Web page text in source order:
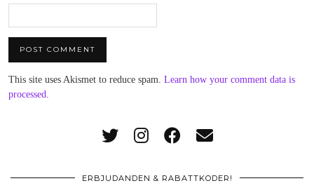
This site uses Akismet to reduce spam. Learn how your comment data is
processed.
ERBJUDANDEN & RABATTKODER!